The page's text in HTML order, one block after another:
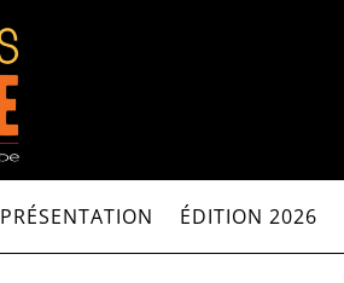
PRÉSENTATION ÉDITION 2026